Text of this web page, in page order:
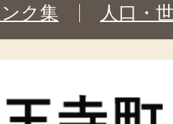
ク集 人口・